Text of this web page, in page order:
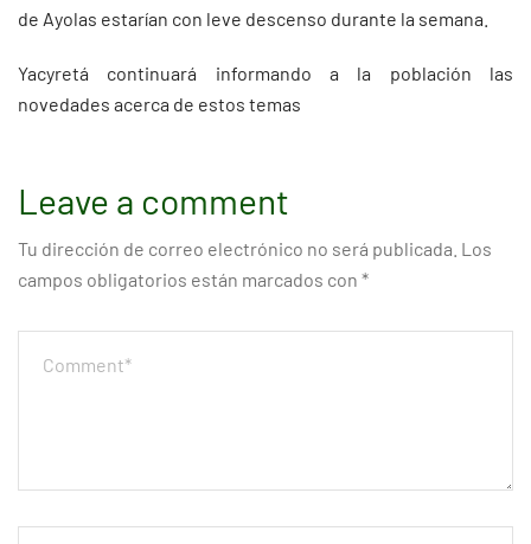
de Ayolas estarían con leve descenso durante la semana.
Yacyretá continuará informando a la población las
novedades acerca de estos temas
Leave a comment
Tu dirección de correo electrónico no será publicada. Los
campos obligatorios están marcados con *